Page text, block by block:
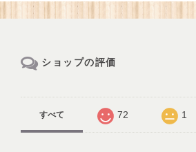
ショップの評価
すべて 72 1